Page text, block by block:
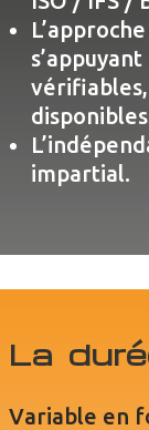
impartial.
La
Variable en